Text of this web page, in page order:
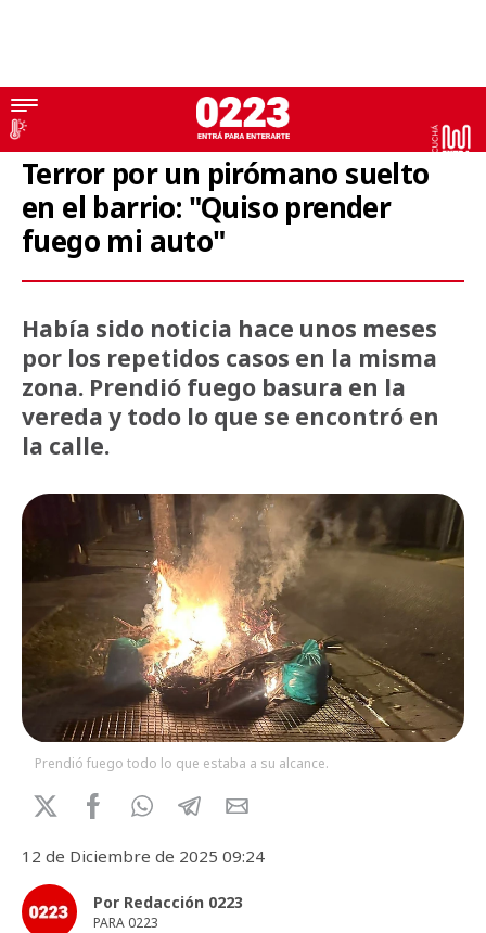
Quema coches
Terror por un pirómano suelto
en el barrio: "Quiso prender
fuego mi auto"
Había sido noticia hace unos meses
por los repetidos casos en la misma
zona. Prendió fuego basura en la
vereda y todo lo que se encontró en
la calle.
Prendió fuego todo lo que estaba a su alcance.
12 de Diciembre de 2025 09:24
Por Redacción 0223
PARA 0223